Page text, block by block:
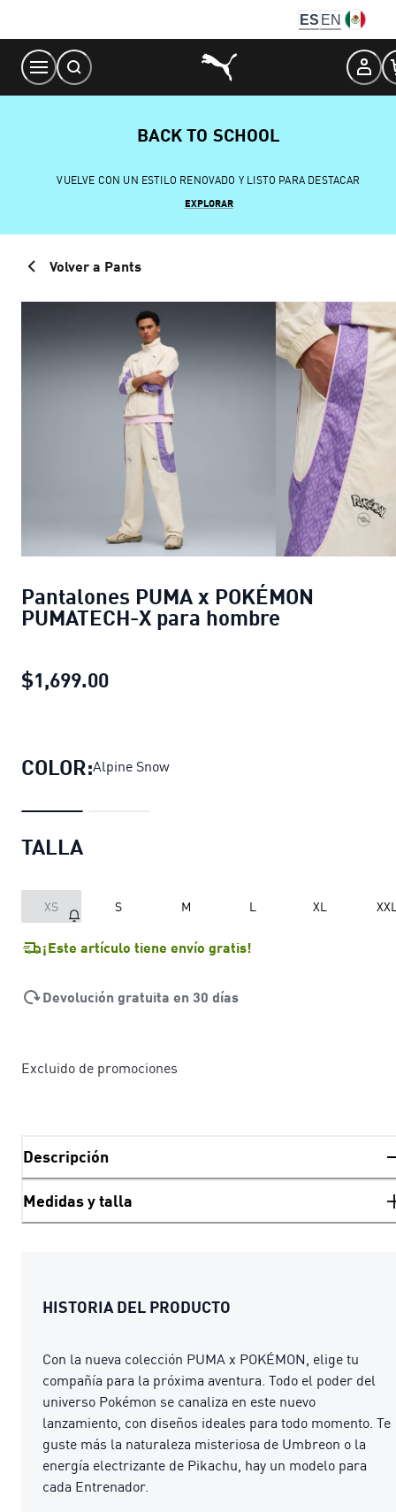
Content
ES EN
BACK TO SCHOOL
VUELVE CON UN ESTILO RENOVADO Y LISTO PARA DESTACAR
EXPLORAR
Volver a Pants
Pantalones PUMA x POKÉMON
PUMATECH-X para hombre
$1,699.00
COLOR:Alpine Snow
TALLA
XS S M L XL
¡Este artículo tiene envío gratis!
Devolución gratuita en 30 días
Excluido de promociones
Descripción
Medidas y talla
HISTORIA DEL PRODUCTO
Con la nueva colección PUMA x POKÉMON, elige tu
compañía para la próxima aventura. Todo el poder del
universo Pokémon se canaliza en este nuevo
lanzamiento, con diseños ideales para todo momento. Te
guste más la naturaleza misteriosa de Umbreon o la
energía electrizante de Pikachu, hay un modelo para
cada Entrenador.